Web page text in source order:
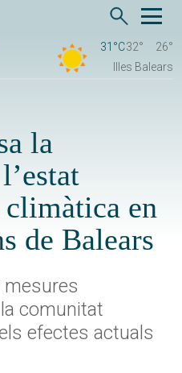
31°C32°
26°
Illes Balears
la
climàtica en
de Balears
mesures
comunitat
efectes actuals